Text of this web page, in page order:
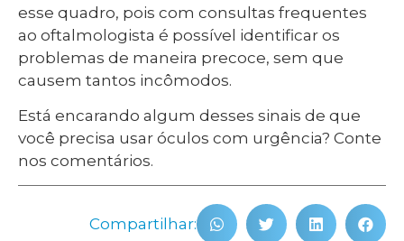
esse quadro, pois com consultas frequentes
ao oftalmologista é possível identificar os
problemas de maneira precoce, sem que
causem tantos incômodos.
Está encarando algum desses sinais de que
você precisa usar óculos com urgência? Conte
nos comentários.
Compartilhar: